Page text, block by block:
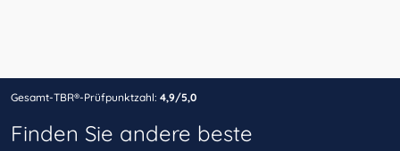
Gesamt-TBR®-Prüfpunktzahl: 4,9/5,0
Finden Sie andere beste